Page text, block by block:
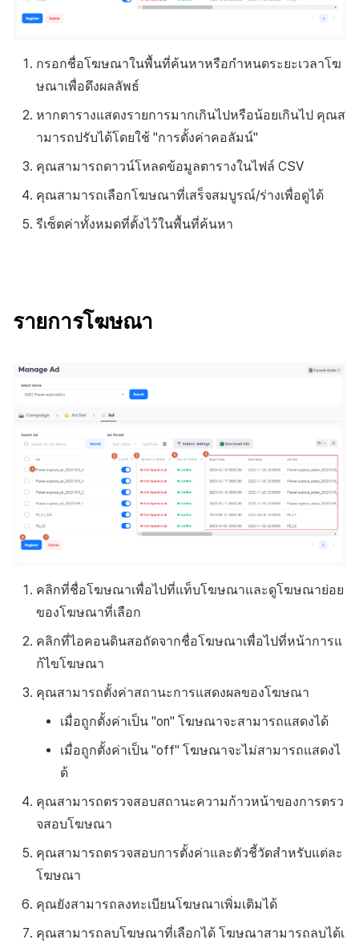
กรอกชื่อโฆษณาในพื้นที่ค้นหาหรือกำหนดระยะเวลาโฆ
ษณาเพื่อดึงผลลัพธ์
หากตารางแสดงรายการมากเกินไปหรือน้อยเกินไป คุณส
ามารถปรับได้โดยใช้ "การตั้งค่าคอลัมน์"
คุณสามารถดาวน์โหลดข้อมูลตารางในไฟล์ CSV
คุณสามารถเลือกโฆษณาที่เสร็จสมบูรณ์/ร่างเพื่อดูได้
รีเซ็ตค่าทั้งหมดที่ตั้งไว้ในพื้นที่ค้นหา
รายการโฆษณา
คลิกที่ชื่อโฆษณาเพื่อไปที่แท็บโฆษณาและดูโฆษณาย่อย
ของโฆษณาที่เลือก
คลิกที่ไอคอนดินสอถัดจากชื่อโฆษณาเพื่อไปที่หน้าการแ
ก้ไขโฆษณา
คุณสามารถตั้งค่าสถานะการแสดงผลของโฆษณา
เมื่อถูกตั้งค่าเป็น "on" โฆษณาจะสามารถแสดงได้
เมื่อถูกตั้งค่าเป็น "off" โฆษณาจะไม่สามารถแสดงไ
ด้
คุณสามารถตรวจสอบสถานะความก้าวหน้าของการตรว
จสอบโฆษณา
คุณสามารถตรวจสอบการตั้งค่าและตัวชี้วัดสำหรับแต่ละ
โฆษณา
คุณยังสามารถลงทะเบียนโฆษณาเพิ่มเติมได้
คุณสามารถลบโฆษณาที่เลือกได้ โฆษณาสามารถลบได้เ